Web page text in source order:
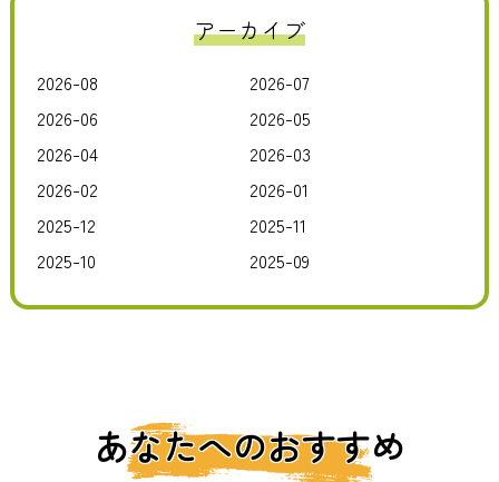
アーカイブ
2026-08
2026-07
2026-06
2026-05
2026-04
2026-03
2026-02
2026-01
2025-12
2025-11
2025-10
2025-09
あなたへのおすすめ